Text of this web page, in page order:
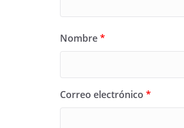
Nombre*
Correo electrónico *